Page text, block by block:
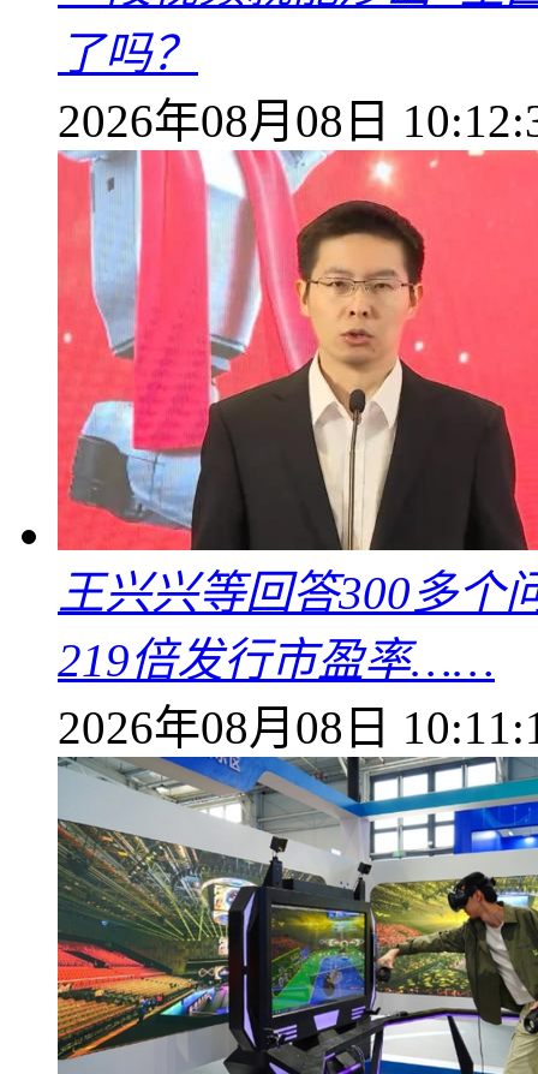
了吗？
2026年08月08日
王兴兴等回答300多个
219倍发行市盈率……
2026年08月08日